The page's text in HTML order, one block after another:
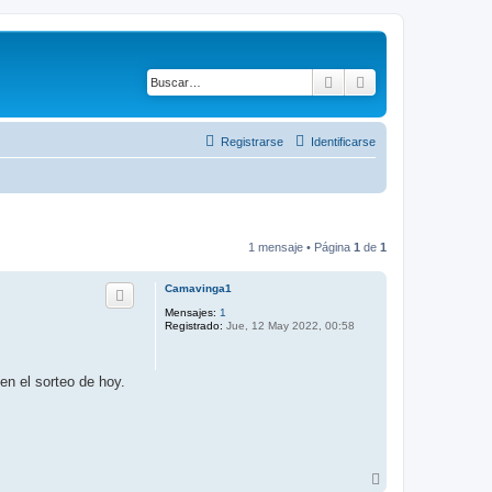
Buscar
Identificarse
Registrarse
1 mensaje • Página 1 de 1
Camavinga1
Mensajes: 1
Registrado: Jue, 12 May 2022, 00:58
el sorteo de hoy.